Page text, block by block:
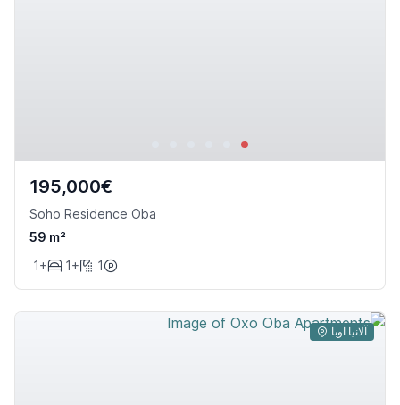
195,000€
Soho Residence Oba
59 m²
1+
1+ 1
آلانیا اوبا